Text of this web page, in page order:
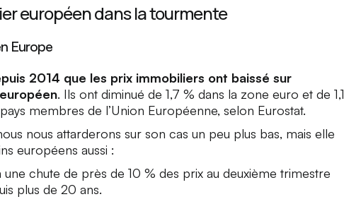
européen dans la tourmente
Europe
2014 que les prix immobiliers ont baissé sur
. Ils ont diminué de 1,7 % dans la zone euro et de 1,1
membres de l’Union Européenne, selon Eurostat.
nous attarderons sur son cas un peu plus bas, mais elle
européens aussi :
une chute de près de 10 % des prix au deuxième trimestre
plus de 20 ans.